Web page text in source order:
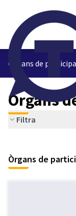
Òrgans de
Òrgans
Filtra
Òrgans de